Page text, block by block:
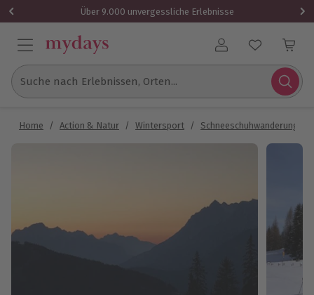
Über 9.000 unvergessliche Erlebnisse
Benutzerkonto
Suche nach Erlebnissen, Orten...
Home / Action & Natur / Wintersport / Schneeschuhwanderung